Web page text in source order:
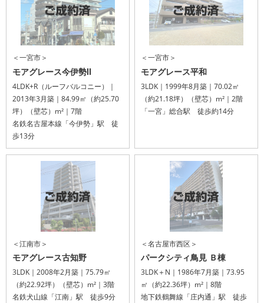
＜一宮市＞
モアグレース今伊勢Ⅱ
4LDK+R（ルーフバルコニー）｜
2013年3月築｜84.99㎡（約25.70
坪）（壁芯）m²｜7階
名鉄名古屋本線「今伊勢」駅 徒
歩13分
＜一宮市＞
モアグレース平和
3LDK｜1999年8月築｜70.02㎡
（約21.18坪）（壁芯）m²｜2階
「一宮」総合駅 徒歩約14分
＜江南市＞
モアグレース古知野
3LDK｜2008年2月築｜75.79㎡
（約22.92坪）（壁芯）m²｜3階
名鉄犬山線「江南」駅 徒歩9分
＜名古屋市西区＞
パークシティ鳥見 Ｂ棟
3LDK＋N｜1986年7月築｜73.95
㎡（約22.36坪）m²｜8階
地下鉄鶴舞線「庄内通」駅 徒歩